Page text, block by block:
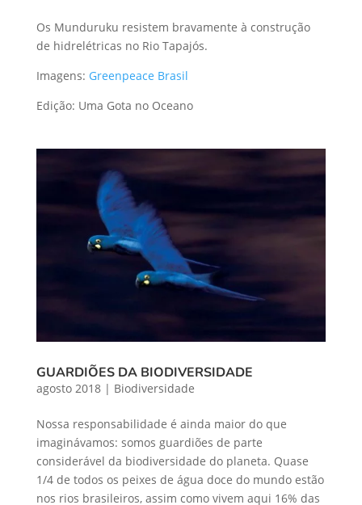
Os Munduruku resistem bravamente à construção
de hidrelétricas no Rio Tapajós.
Imagens: Greenpeace Brasil
Edição: Uma Gota no Oceano
GUARDIÕES DA BIODIVERSIDADE
agosto 2018| Biodiversidade
Nossa responsabilidade é ainda maior do que
imaginávamos: somos guardiões de parte
considerável da biodiversidade do planeta. Quase
1/4 de todos os peixes de água doce do mundo estão
nos rios brasileiros, assim como vivem aqui 16% das